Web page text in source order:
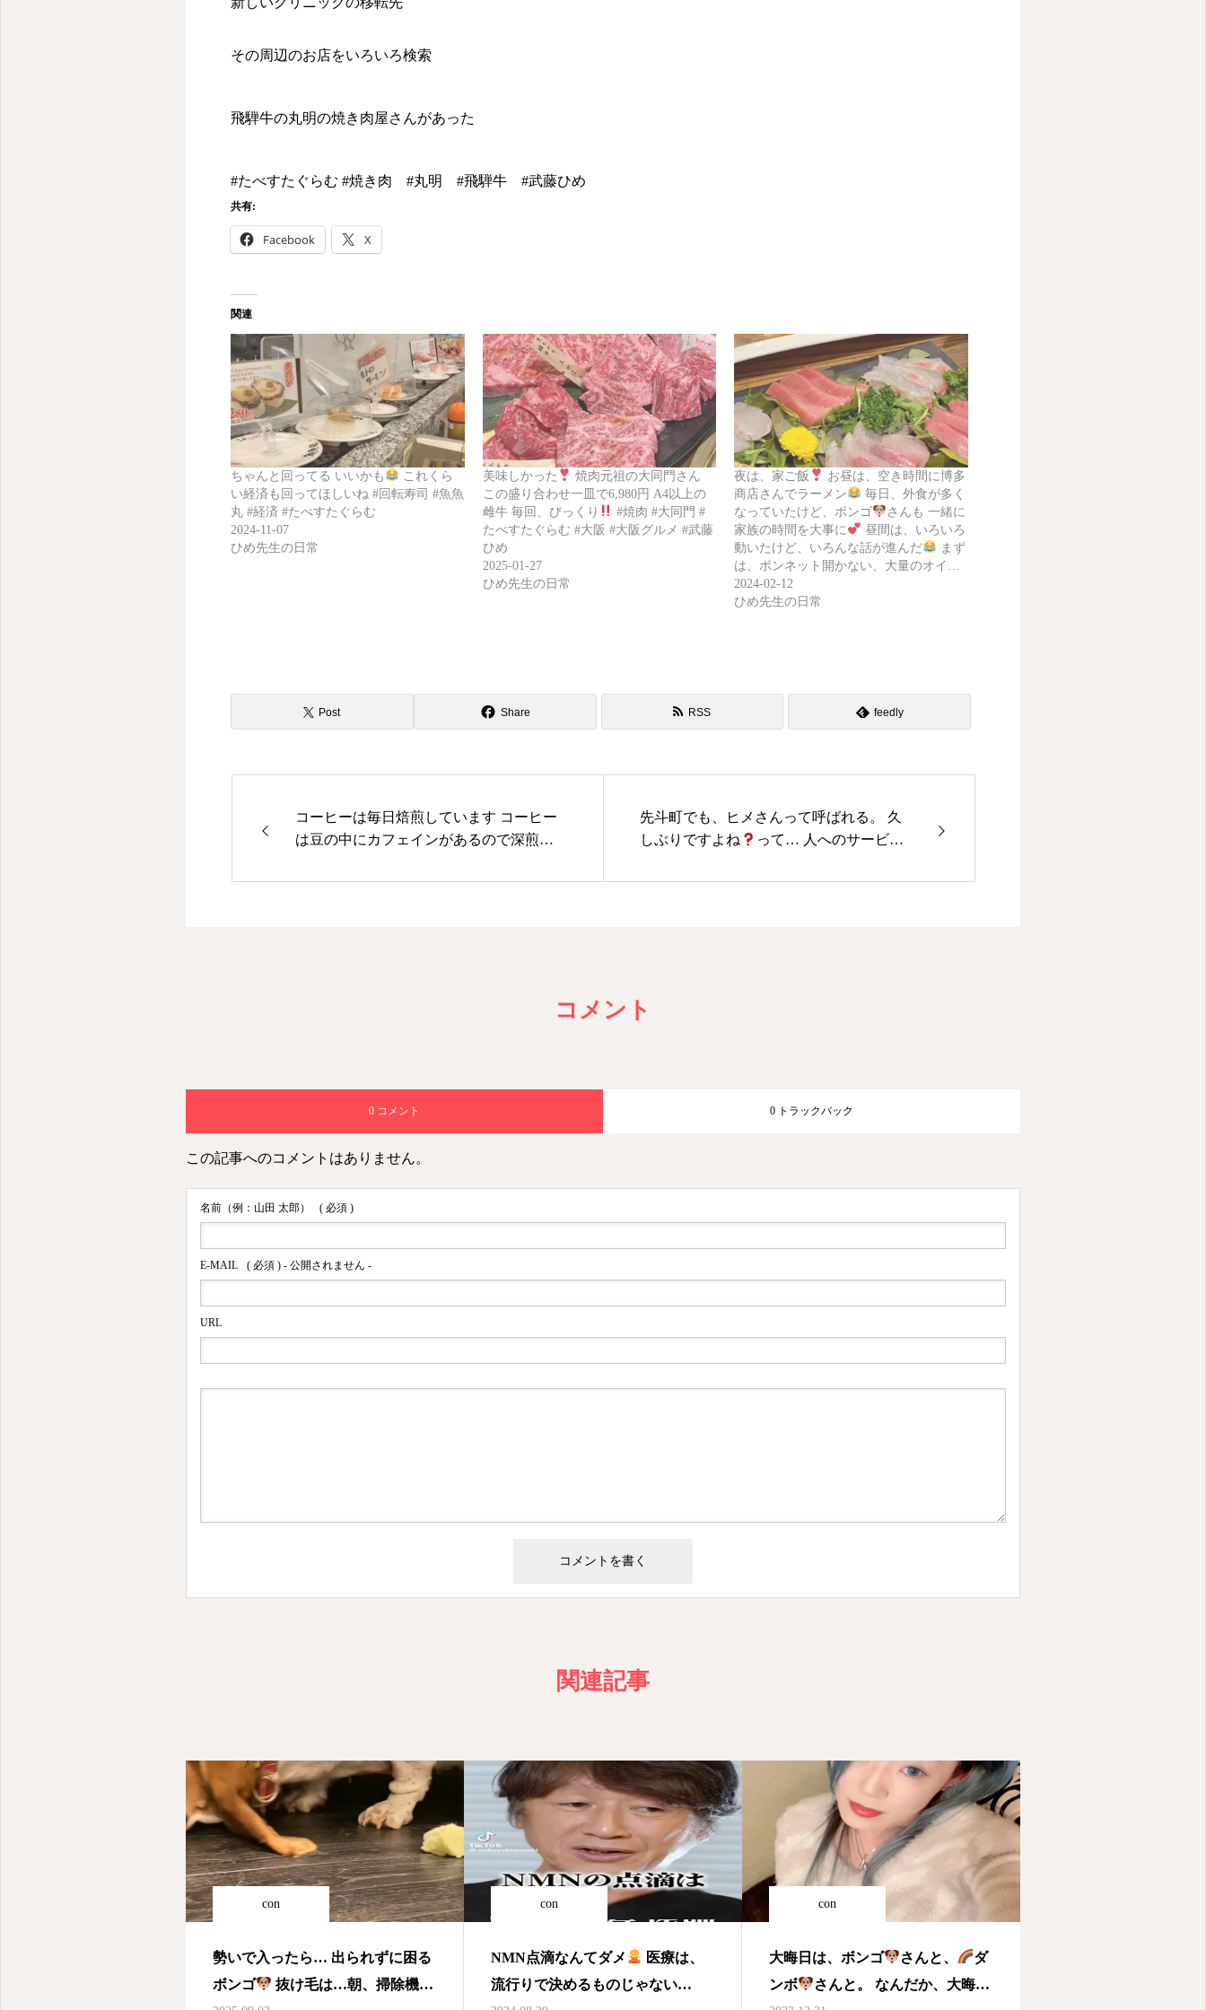
その周辺のお店をいろいろ検索
飛騨牛の丸明の焼き肉屋さんがあった
#たべすたぐらむ #焼き肉 #丸明 #飛騨牛 #武藤ひめ
共有:
Facebook X
関連
ちゃんと回ってる いいかも
これくら
い経済も回ってほしいね #回転寿司 #魚魚
丸 #経済 #たべすたぐらむ
2024-11-07
ひめ先生の日常
美味しかった
焼肉元祖の大同門さん
この盛り合わせ一皿で6,980円 A4以上の
雌牛 毎回、びっくり
#焼肉 #大同門 #
たべすたぐらむ #大阪 #大阪グルメ #武藤
ひめ
2025-01-27
ひめ先生の日常
夜は、家ご飯
お昼は、空き時間に博多
商店さんでラーメン
毎日、外食が多く
なっていたけど、ボンゴ
さんも 一緒に
家族の時間を大事に
昼間は、いろいろ
動いたけど、いろんな話が進んだ
まず
は、ボンネット開かない、大量のオイ…
2024-02-12
ひめ先生の日常
Post Share RSS feedly
コーヒーは毎日焙煎しています コーヒー
は豆の中にカフェインがあるので深煎り
一粒あたりのカフェインが減るのです。
先斗町でも、ヒメさんって呼ばれる。 久
しぶりですよね
って… 人へのサービス
ろから始まると思う。 #綺麗でいたい #
コメント
0 コメント 0 トラックバック
この記事へのコメントはありません。
名前（例：山田 太郎） ( 必須 )
E-MAIL ( 必須 ) - 公開されません -
URL
関連記事
con
勢いで入ったら… 出られずに困る
ボンゴ
抜け毛は…朝、掃除機か
con
NMN点滴なんてダメ
流行りで決めるものじゃない
con
大晦日は、ボンゴ さんと、
ダ
ンボ
さんと。 なんだか、大晦日